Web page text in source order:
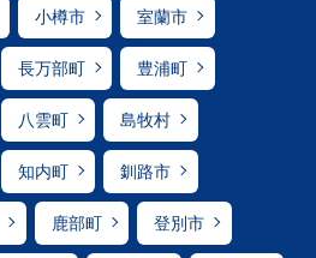
小樽市 室蘭市
長万部町 豊浦町
八雲町 島牧村
知内町 釧路市
鹿部町 登別市